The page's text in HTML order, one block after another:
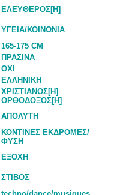
ΕΛΕΥΘΕΡΟΣ[Η]
ΥΓΕΙΑ/ΚΟΙΝΩΝΙΑ
165-175 CM
ΠΡΑΣΙΝΑ
ΟΧΙ
ΕΛΛΗΝΙΚΗ
ΧΡΙΣΤΙΑΝΟΣ[Η]
ΟΡΘΟΔΟΞΟΣ[Η]
ΑΠΟΛΥΤΗ
ΚΟΝΤΙΝΕΣ ΕΚΔΡΟΜΕΣ/
ΦΥΣΗ
ΕΞΟΧΗ
ΣΤΙΒΟΣ